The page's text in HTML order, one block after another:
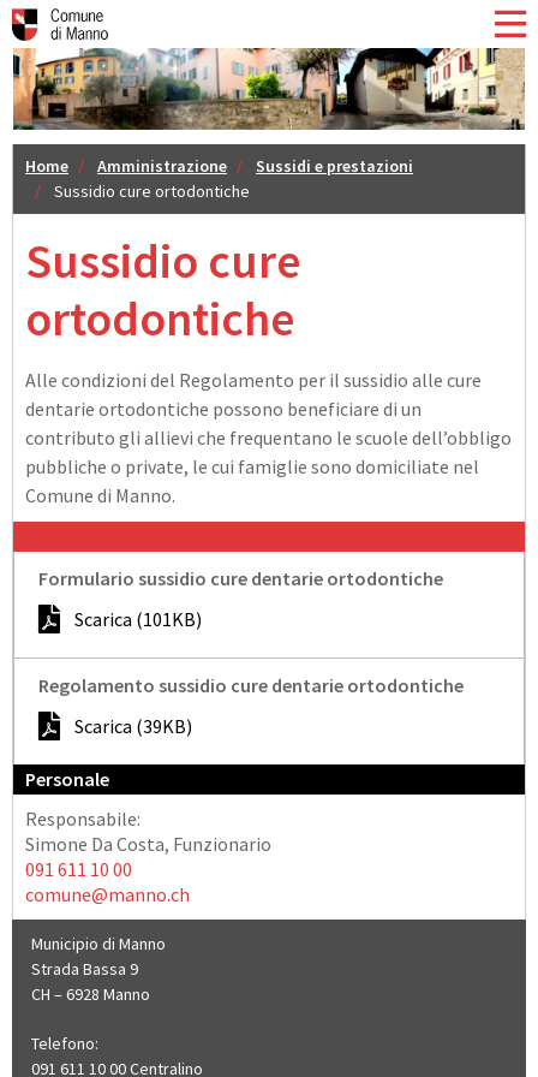
Home Amministrazione
Sussidi e prestazioni
Sussidio cure ortodontiche
Sussidio cure
ortodontiche
Alle condizioni del Regolamento per il sussidio alle cure
dentarie ortodontiche possono beneficiare di un
contributo gli allievi che frequentano le scuole dell’obbligo
pubbliche o private, le cui famiglie sono domiciliate nel
Comune di Manno.
Formulario sussidio cure dentarie ortodontiche
Scarica (101KB)
Regolamento sussidio cure dentarie ortodontiche
Scarica (39KB)
Personale
Responsabile:
Simone Da Costa, Funzionario
091 611 10 00
comune@manno.ch
Municipio di Manno
Strada Bassa 9
CH – 6928 Manno
Telefono:
091 611 10 00 Centralino